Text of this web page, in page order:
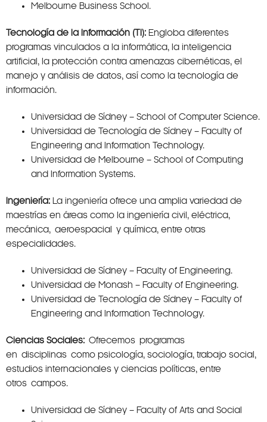
Melbourne Business School.
Tecnología de la Información (TI): Engloba diferentes
programas vinculados a la informática, la inteligencia
artificial, la protección contra amenazas cibernéticas, el
manejo y análisis de datos, así como la tecnología de
información.
Universidad de Sídney – School of Computer Science.
Universidad de Tecnología de Sídney – Faculty of
Engineering and Information Technology.
Universidad de Melbourne – School of Computing
and Information Systems.
Ingeniería: La ingeniería ofrece una amplia variedad de
maestrías en áreas como la ingeniería civil, eléctrica,
mecánica, aeroespacial y química, entre otras
especialidades.
Universidad de Sídney – Faculty of Engineering.
Universidad de Monash – Faculty of Engineering.
Universidad de Tecnología de Sídney – Faculty of
Engineering and Information Technology.
Ciencias Sociales: Ofrecemos programas
en disciplinas como psicología, sociología, trabajo social,
estudios internacionales y ciencias políticas, entre
otros campos.
Universidad de Sídney – Faculty of Arts and Social